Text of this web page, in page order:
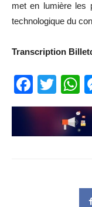
met en lumière les
technologique du
Transcription